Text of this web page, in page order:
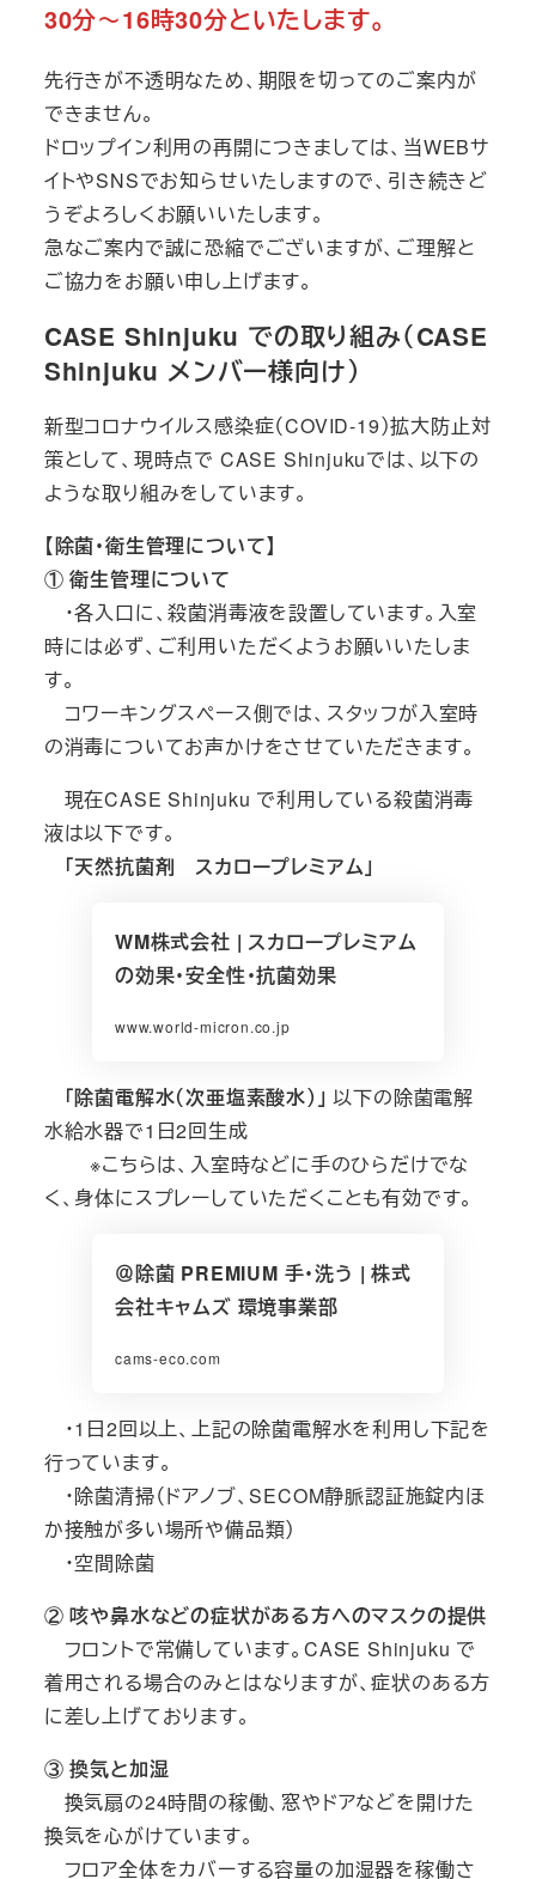
30分～16時30分といたします。
先行きが不透明なため、期限を切ってのご案内が
できません。
ドロップイン利用の再開につきましては、当WEBサ
イトやSNSでお知らせいたしますので、引き続きど
うぞよろしくお願いいたします。
急なご案内で誠に恐縮でございますが、ご理解と
ご協力をお願い申し上げます。
CASE Shinjuku での取り組み（CASE
Shinjuku メンバー様向け）
新型コロナウイルス感染症（COVID-19）拡大防止対
策として、現時点で CASE Shinjukuでは、以下の
ような取り組みをしています。
【除菌・衛生管理について】
① 衛生管理について
・各入口に、殺菌消毒液を設置しています。入室
時には必ず、ご利用いただくようお願いいたしま
す。
コワーキングスペース側では、スタッフが入室時
の消毒についてお声かけをさせていただきます。
現在CASE Shinjuku で利用している殺菌消毒
液は以下です。
「天然抗菌剤 スカロープレミアム」
WM株式会社 | スカロープレミアム
の効果・安全性・抗菌効果
www.world-micron.co.jp
「除菌電解水（次亜塩素酸水）」 以下の除菌電解
水給水器で1日2回生成
※こちらは、入室時などに手のひらだけでな
く、身体にスプレーしていただくことも有効です。
＠除菌 PREMIUM 手・洗う | 株式
会社キャムズ 環境事業部
cams-eco.com
・1日2回以上、上記の除菌電解水を利用し下記を
行っています。
・除菌清掃（ドアノブ、SECOM静脈認証施錠内ほ
か接触が多い場所や備品類）
・空間除菌
② 咳や鼻水などの症状がある方へのマスクの提供
フロントで常備しています。CASE Shinjuku で
着用される場合のみとはなりますが、症状のある方
に差し上げております。
③ 換気と加湿
換気扇の24時間の稼働、窓やドアなどを開けた
換気を心がけています。
フロア全体をカバーする容量の加湿器を稼働さ